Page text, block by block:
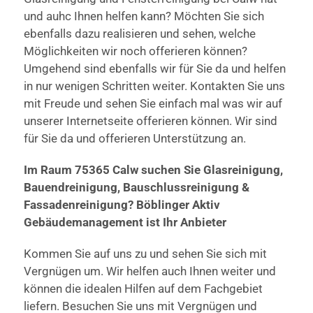
und auhc Ihnen helfen kann? Möchten Sie sich
ebenfalls dazu realisieren und sehen, welche
Möglichkeiten wir noch offerieren können?
Umgehend sind ebenfalls wir für Sie da und helfen
in nur wenigen Schritten weiter. Kontakten Sie uns
mit Freude und sehen Sie einfach mal was wir auf
unserer Internetseite offerieren können. Wir sind
für Sie da und offerieren Unterstützung an.
Im Raum 75365 Calw suchen Sie Glasreinigung,
Bauendreinigung, Bauschlussreinigung &
Fassadenreinigung? Böblinger Aktiv
Gebäudemanagement ist Ihr Anbieter
Kommen Sie auf uns zu und sehen Sie sich mit
Vergnügen um. Wir helfen auch Ihnen weiter und
können die idealen Hilfen auf dem Fachgebiet
liefern. Besuchen Sie uns mit Vergnügen und